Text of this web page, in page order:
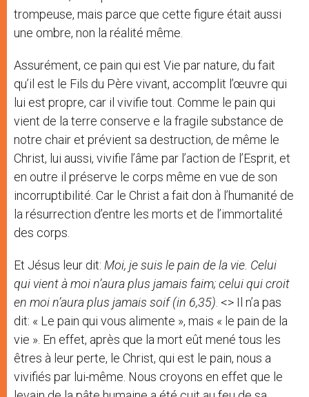
trompeuse, mais parce que cette figure était aussi
une ombre, non la réalité même.
Assurément, ce pain qui est Vie par nature, du fait
qu’il est le Fils du Père vivant, accomplit l’œuvre qui
lui est propre, car il vivifie tout. Comme le pain qui
vient de la terre conserve e la fragile substance de
notre chair et prévient sa destruction, de même le
Christ, lui aussi, vivifie l’âme par l’action de l’Esprit, et
en outre il préserve le corps même en vue de son
incorruptibilité. Car le Christ a fait don à l’humanité de
la résurrection d’entre les morts et de l’immortalité
des corps.
Et Jésus leur dit: Moi, je suis le pain de la vie. Celui
qui vient à moi n’aura plus jamais faim; celui qui croit
en moi n’aura plus jamais soif (in 6,35) . <> Il n’a pas
dit: « Le pain qui vous alimente », mais « le pain de la
vie ». En effet, après que la mort eût mené tous les
êtres à leur perte, le Christ, qui est le pain, nous a
vivifiés par lui-même. Nous croyons en effet que le